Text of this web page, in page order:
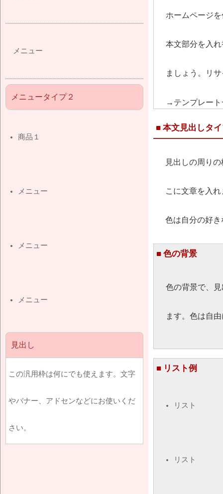
ホームページ
本文部分を入
ましょう。リ
→テンプレ
■ 本文見出しタ
見出しの周り
こに文章を入
色は自分の好
■ 色の背景
色の背景で、
ます。色は自
■ リスト例
リスト
リスト
メニュー
メニュータイプ２
商品１
メニュー
メニュー
メニュー
見出し
この汎用枠は何にでも使えます。文字
やバナー、アドセンなどにお使いくだ
さい。